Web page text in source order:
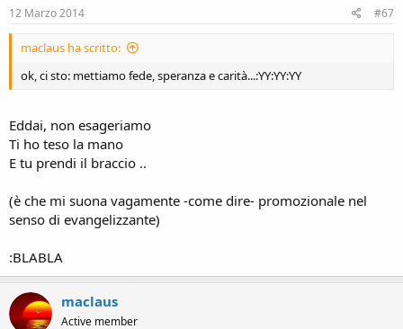
12 Marzo 2014 #67
maclaus ha scritto:
ok, ci sto: mettiamo fede, speranza e carità...:YY:YY:YY
Eddai, non esageriamo
Ti ho teso la mano
E tu prendi il braccio ..
(è che mi suona vagamente -come dire- promozionale nel
senso di evangelizzante)
:BLABLA
maclaus
Active member